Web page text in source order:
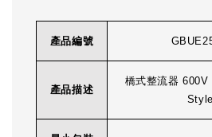
產品編號
產品描述
橋式整流器